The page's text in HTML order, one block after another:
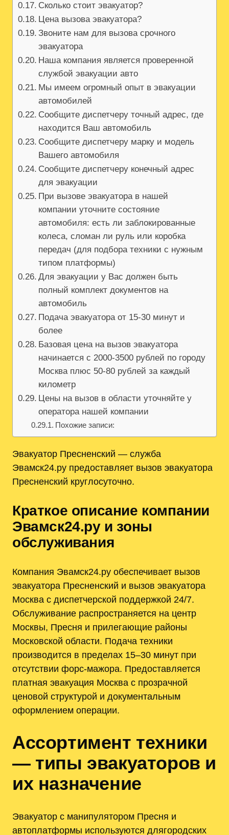
Сколько стоит эвакуатор?
Цена вызова эвакуатора?
Звоните нам для вызова срочного
эвакуатора
Наша компания является проверенной
службой эвакуации авто
Мы имеем огромный опыт в эвакуации
автомобилей
Сообщите диспетчеру точный адрес, где
находится Ваш автомобиль
Сообщите диспетчеру марку и модель
Вашего автомобиля
Сообщите диспетчеру конечный адрес
для эвакуации
При вызове эвакуатора в нашей
компании уточните состояние
автомобиля: есть ли заблокированные
колеса, сломан ли руль или коробка
передач (для подбора техники с нужным
типом платформы)
Для эвакуации у Вас должен быть
полный комплект документов на
автомобиль
Подача эвакуатора от 15-30 минут и
более
Базовая цена на вызов эвакуатора
начинается с 2000-3500 рублей по городу
Москва плюс 50-80 рублей за каждый
километр
Цены на вызов в области уточняйте у
оператора нашей компании
Похожие записи:
Эвакуатор Пресненский — служба
Эвамск24.ру предоставляет вызов эвакуатора
Пресненский круглосуточно.
Краткое описание компании
Эвамск24.ру и зоны
обслуживания
Компания Эвамск24.ру обеспечивает вызов
эвакуатора Пресненский и вызов эвакуатора
Москва с диспетчерской поддержкой 24/7.
Обслуживание распространяется на центр
Москвы, Пресня и прилегающие районы
Московской области. Подача техники
производится в пределах 15–30 минут при
отсутствии форс‑мажора. Предоставляется
платная эвакуация Москва с прозрачной
ценовой структурой и документальным
оформлением операции.
Ассортимент техники
— типы эвакуаторов и
их назначение
Эвакуатор с манипулятором Пресня и
автоплатформы используются длягородских